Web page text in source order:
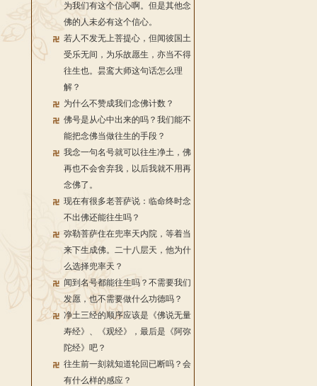
为我们有这个信心啊。但是其他念
佛的人未必有这个信心。
若人不发无上菩提心，但闻彼国土
受乐无间，为乐故愿生，亦当不得
往生也。昙鸾大师这句话怎么理
解？
为什么不赞成我们念佛计数？
佛号是从心中出来的吗？我们能不
能把念佛当做往生的手段？
我念一句名号就可以往生净土，佛
再也不会舍弃我，以后我就不用再
念佛了。
现在有很多老菩萨说：临命终时念
不出佛还能往生吗？
弥勒菩萨住在兜率天内院，等着当
来下生成佛。二十八层天，他为什
么选择兜率天？
闻到名号都能往生吗？不需要我们
发愿，也不需要做什么功德吗？
净土三经的顺序应该是《佛说无量
寿经》、《观经》，最后是《阿弥
陀经》吧？
往生前一刻就知道轮回已断吗？会
有什么样的感应？